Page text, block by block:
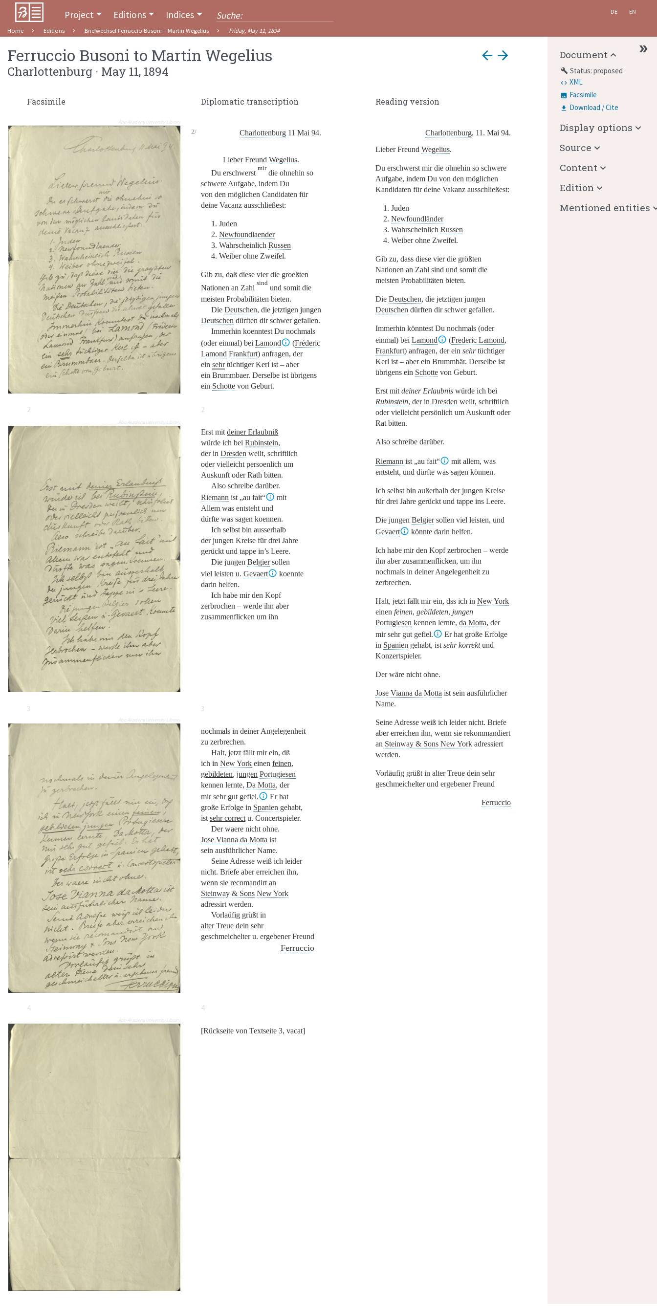
Project Editions Indices DE EN
Home Editions Briefwechsel Ferruccio Busoni – Martin Wegelius Friday, May 11, 1894
Ferruccio Busoni to Martin Wegelius arrow_back arrow_forward
Charlottenburg · May 11, 1894
Facsimile Diplomatic transcription Reading version
Åbo Akademi University Library
2/ Charlottenburg11 Mai 94.
Lieber Freund Wegelius.
Du erschwerst
mir
die ohnehin so
schwere Aufgabe, indem Du
von den möglichen Candidaten für
deine Vacanz ausschließest:
1. Juden
2. Newfoundlaender
3. Wahrscheinlich Russen
4. Weiber ohne Zweifel.
Gib zu, daß diese vier die groeßten
Nationen an Zahl
sind
und somit die
meisten Probabilitäten bieten.
Die Deutschen, die jetztigen jungen
Deutschen dürften dir schwer gefallen.
Immerhin koenntest Du nochmals
(oder einmal) bei Lamond (Fréderic
Lamond Frankfurt) anfragen, der
ein sehrtüchtiger Kerl ist – aber
ein Brummbaer. Derselbe ist übrigens
ein Schotte von Geburt.
Charlottenburg, 11. Mai 94.
Lieber Freund Wegelius.
Du erschwerst mir die ohnehin so schwere
Aufgabe, indem Du von den möglichen
Kandidaten für deine Vakanz ausschließest:
1. Juden
2. Newfoundländer
3. Wahrscheinlich Russen
4. Weiber ohne Zweifel.
Gib zu, dass diese vier die größten
Nationen an Zahl sind und somit die
meisten Probabilitäten bieten.
Die Deutschen, die jetztigen jungen
Deutschen dürften dir schwer gefallen.
Immerhin könntest Du nochmals (oder
einmal) bei Lamond (Frederic Lamond,
Frankfurt) anfragen, der ein sehrtüchtiger
Kerl ist – aber ein Brummbär. Derselbe ist
übrigens ein Schotte von Geburt.
Erst mit deiner Erlaubnis würde ich bei
Rubinstein, der in Dresden weilt, schriftlich
oder vielleicht persönlich um Auskunft oder
Rat bitten.
Also schreibe darüber.
Riemann ist „au fait“
mit allem, was
entsteht, und dürfte was sagen können.
Ich selbst bin außerhalb der jungen Kreise
für drei Jahre gerückt und tappe ins Leere.
Die jungen Belgiersollen viel leisten, und
Gevaert
könnte darin helfen.
Ich habe mir den Kopf zerbrochen – werde
ihn aber zusammenflicken, um ihn
nochmals in deiner Angelegenheit zu
zerbrechen.
Halt, jetzt fällt mir ein, dss ich in New York
einen feinen, gebildeten, jungen
Portugiesen kennen lernte, da Motta, der
mir sehr gut gefiel.
Er hat große Erfolge
in Spanien gehabt, ist sehr korrektund
Konzertspieler.
Der wäre nicht ohne.
Jose Vianna da Motta ist sein ausführlicher
Name.
Seine Adresse weiß ich leider nicht. Briefe
aber erreichen ihn, wenn sie rekommandiert
an Steinway & Sons New York adressiert
werden.
Vorläufig grüßt in alter Treue dein sehr
geschmeichelter und ergebener Freund
Ferruccio
2 2
Åbo Akademi University Library
Erst mit deiner Erlaubniß
würde ich bei Rubinstein,
der in Dresden weilt, schriftlich
oder vielleicht persoenlich um
Auskunft oder Rath bitten.
Also schreibe darüber.
Riemann ist „au fait“
mit
Allem was entsteht und
dürfte was sagen koennen.
Ich selbst bin ausserhalb
der jungen Kreise für drei Jahre
gerückt und tappe in’s Leere.
Die jungen Belgiersollen
viel leisten u. Gevaert
koennte
darin helfen.
Ich habe mir den Kopf
zerbrochen – werde ihn aber
zusammenflicken um ihn
3 3
Åbo Akademi University Library
nochmals in deiner Angelegenheit
zu zerbrechen.
Halt, jetzt fällt mir ein, dß
ich in New York einen feinen,
gebildeten, jungen Portugiesen
kennen lernte, Da Motta, der
mir sehr gut gefiel.
Er hat
große Erfolge in Spanien gehabt,
ist sehr correct u. Concertspieler.
Der waere nicht ohne.
Jose Vianna da Motta ist
sein ausführlicher Name.
Seine Adresse weiß ich leider
nicht. Briefe aber erreichen ihn,
wenn sie recomandirt an
Steinway & Sons New York
adressirt werden.
Vorlaüfig grüßt in
alter Treue dein sehr
geschmeichelter u. ergebener Freund
Ferruccio
4 4
Åbo Akademi University Library
[Rückseite von Textseite 3, vacat]
Document
build Status: proposed
XML
Facsimile
Download / Cite
Display options
Source
Content
Edition
Mentioned entities